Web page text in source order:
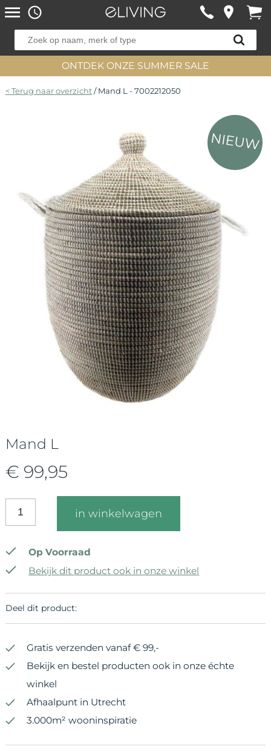
ONTDEK ONZE SUMMER SALE
< Terug naar overzicht/ Mand L - 7002212050
Mand L
€ 99,95
in winkelwagen
Op Voorraad
Bekijk dit product ook in onze winkel
Deel dit product:
Gratis verzenden vanaf € 99,-
Bekijk en bestel producten ook in onze échte
winkel
Afhaalpunt in Utrecht
3.000m² wooninspiratie